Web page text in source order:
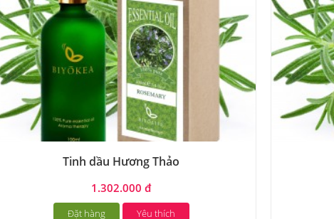
Tinh dầu Hương Thảo
1.302.000 đ
Đặt hàng Yêu thích